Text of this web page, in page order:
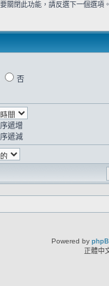
關閉此功能，請反選下一個選項
否
遞增
遞減
Powered by
正體中